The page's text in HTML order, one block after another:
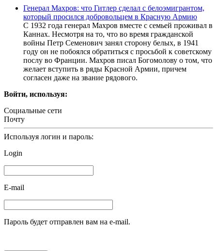
Генерал Махров: что Гитлер сделал с белоэмигрантом,
который просился добровольцем в Красную Армию
С 1932 года генерал Махров вместе с семьей проживал в
Каннах. Несмотря на то, что во время гражданской
войны Петр Семенович занял сторону белых, в 1941
году он не побоялся обратиться с просьбой к советскому
послу во Франции. Махров писал Богомолову о том, что
желает вступить в ряды Красной Армии, причем
согласен даже на звание рядового.
Войти, используя:
Социальные сети
Почту
Используя логин и пароль:
Login
E-mail
Пароль будет отправлен вам на e-mail.